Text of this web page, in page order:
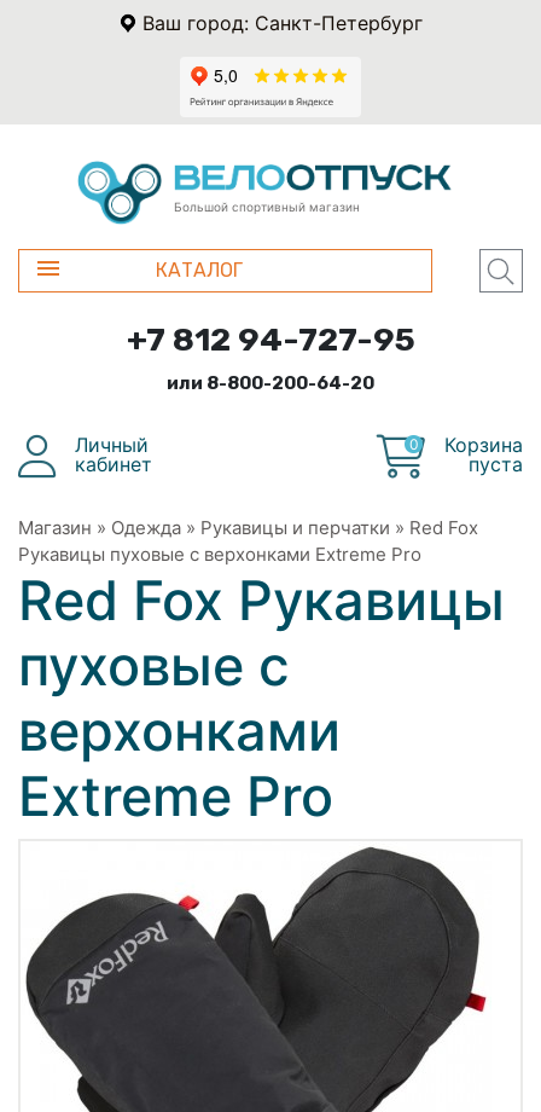
Ваш город: Санкт-Петербург
Большой спортивный магазин
КАТАЛОГ
+7 812 94-727-95
или 8-800-200-64-20
Личный
кабинет
0
Корзина
пуста
Магазин » Одежда » Рукавицы и перчатки » Red Fox
Рукавицы пуховые с верхонками Extreme Pro
Red Fox Рукавицы
пуховые с
верхонками
Extreme Pro